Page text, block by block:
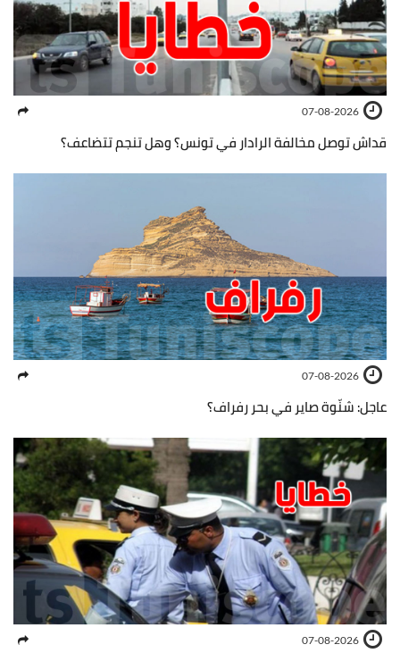
07-08-2026
قداش توصل مخالفة الرادار في تونس؟ وهل تنجم تتضاعف؟
07-08-2026
عاجل: شنّوة صاير في بحر رفراف؟
07-08-2026